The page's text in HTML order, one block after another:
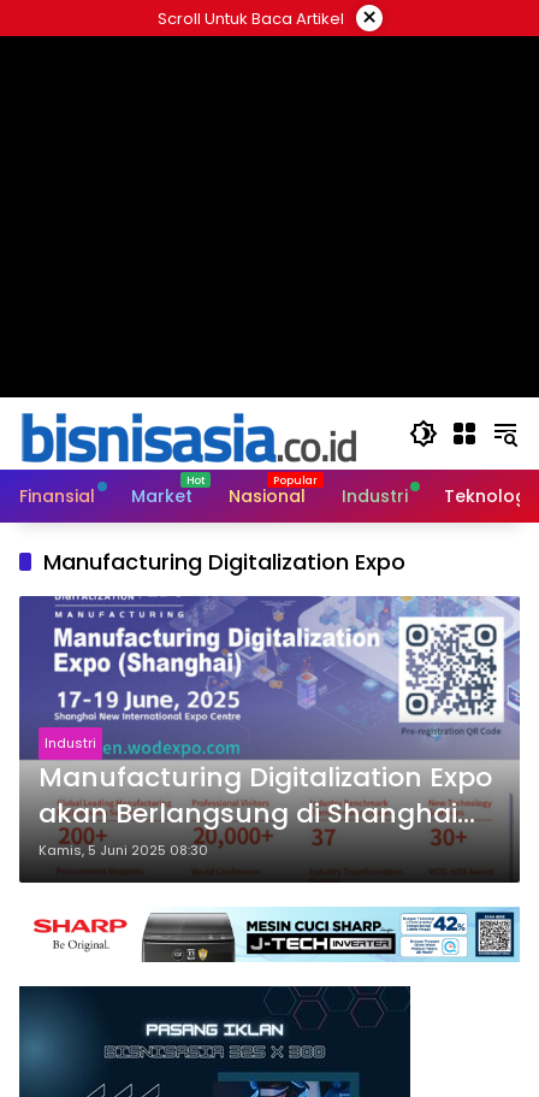
ke
Scroll Untuk Baca Artikel ×
Finansial Market Nasional Industri Teknologi
Manufacturing Digitalization Expo
Industri
Manufacturing Digitalization Expo
akan Berlangsung di Shanghai
New International Expo Centre
Kamis, 5 Juni 2025 08:30